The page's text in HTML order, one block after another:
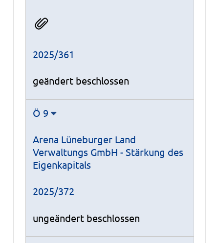
2025/361
geändert beschlossen
Ö 9
Arena Lüneburger Land
Verwaltungs GmbH - Stärkung des
Eigenkapitals
2025/372
ungeändert beschlossen